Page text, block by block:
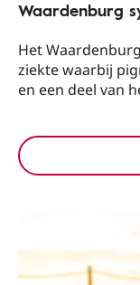
Waardenburg
Het
ziekte waarbij
en een deel van